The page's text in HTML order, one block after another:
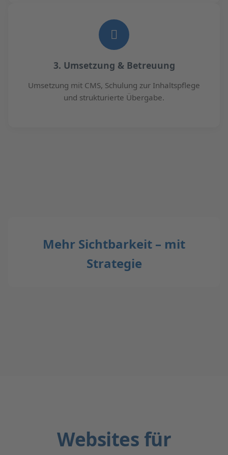
3. Umsetzung & Betreuung
Umsetzung mit CMS, Schulung zur Inhaltspflege
und strukturierte Übergabe.
Mehr Sichtbarkeit – mit
Strategie
Websites für